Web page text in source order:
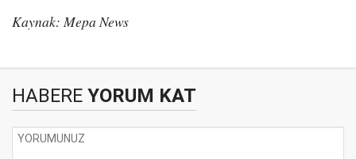
Kaynak: Mepa News
HABERE YORUM KAT